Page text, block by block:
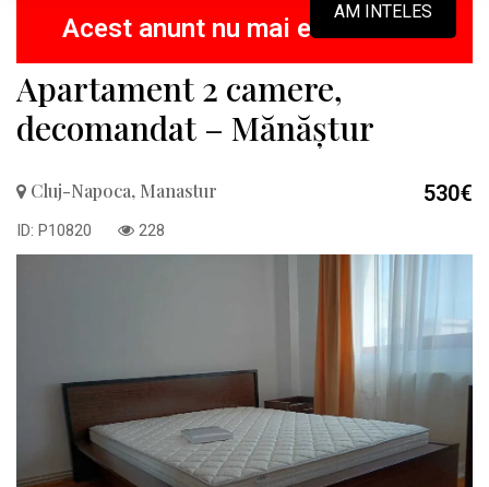
AM INTELES
Acest anunt nu mai este activ !
Apartament 2 camere,
decomandat – Mănăștur
Cluj-Napoca, Manastur 530€
ID: P10820 228